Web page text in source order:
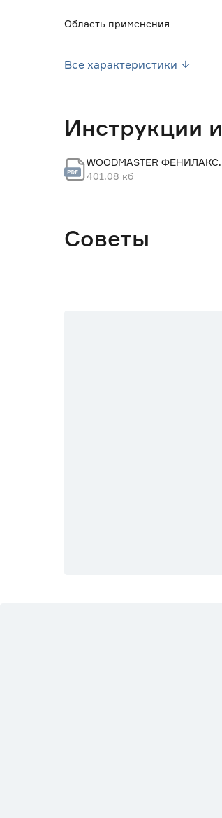
Область применения
Все характеристики
Инструкции
WOODMASTER
401.08 кб
Советы